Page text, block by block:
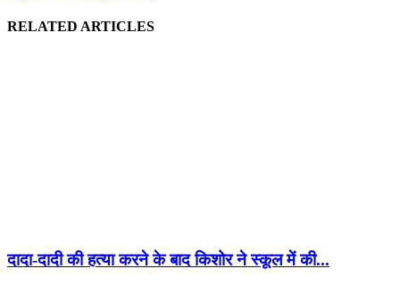
RELATED ARTICLES
दादा-दादी की हत्या करने के बाद किशोर ने स्कूल में की...